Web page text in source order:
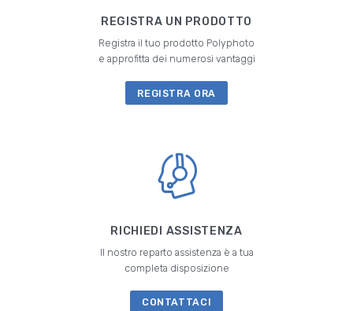
REGISTRA UN PRODOTTO
Registra il tuo prodotto Polyphoto
e approfitta dei numerosi vantaggi
REGISTRA ORA
RICHIEDI ASSISTENZA
Il nostro reparto assistenza è a tua
completa disposizione
CONTATTACI